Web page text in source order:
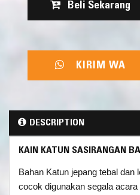
Beli Sekarang
KIRIM WA
DESCRIPTION
KAIN KATUN SASIRANGAN
Bahan Katun jepang tebal dan
cocok digunakan segala